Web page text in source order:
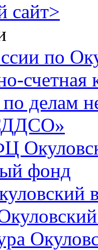
сайт>
по
счетная
делам
фонд